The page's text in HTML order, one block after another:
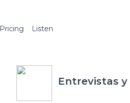
Pricing Listen
Entrevistas